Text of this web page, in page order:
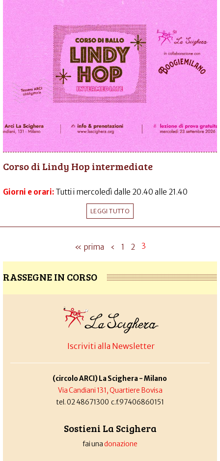
Corso di Lindy Hop intermediate
Giorni e orari: Tutti i mercoledì dalle 20.40 alle 21.40
LEGGI TUTTO
« prima ‹ 1 2 3
RASSEGNE IN CORSO
Iscriviti alla Newsletter
(circolo ARCI) La Scighera - Milano
Via Candiani 131, Quartiere Bovisa
tel. 02 48671300 c.f.97406860151
Sostieni La Scighera
fai unadonazione